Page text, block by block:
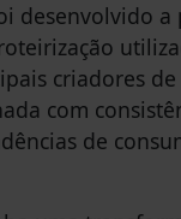
desenvolvido
criadores
com
de